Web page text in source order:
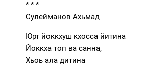
* * *
Сулейманов Ахьмад
Юрт йоккхуш кхосса йитина
Йоккха топ ва санна,
Хьоь ала дитина